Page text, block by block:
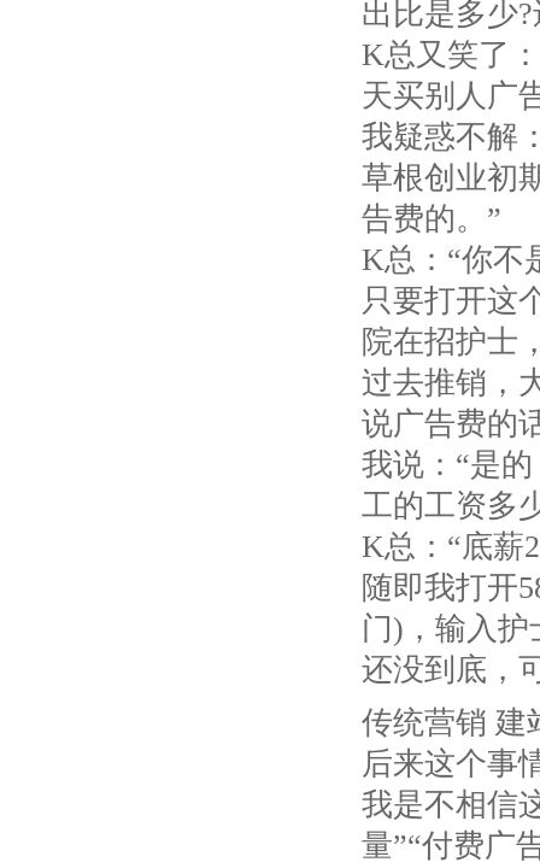
出比是多少
K总又笑了
天买别人广
我疑惑不解
草根创业初
告费的。”
K总：“你不
只要打开这
院在招护士
过去推销，
说广告费的
我说：“是
工的工资多
K总：“底薪
随即我打开
门)，输入
还没到底，
传统营销 建
后来这个事
我是不相信
量”“付费广